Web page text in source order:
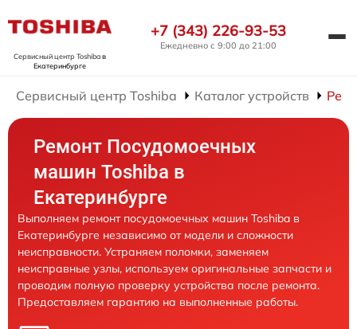
Сервисный центр Toshibaв
Екатеринбурге
+7 (343) 226-93-53
Ежедневно с 9:00 до 21:00
Сервисный центр Toshiba Каталог устройств
Ремонт Посудомоечных
машин Toshiba в
Екатеринбурге
Выполняем ремонт посудомоечных машин Toshiba в
Екатеринбурге независимо от модели и сложности
неисправности. Устраняем поломки, заменяем
неисправные узлы, используем оригинальные запчасти и
проводим полную проверку устройства после ремонта.
Предоставляем гарантию на выполненные работы.